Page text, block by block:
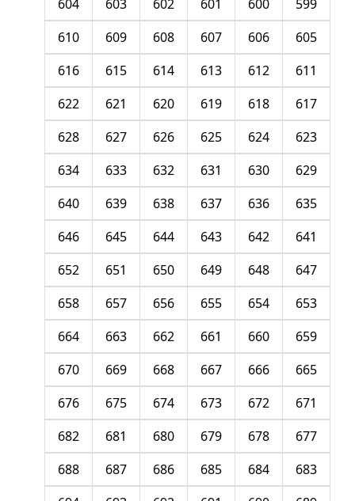
599
600
601
602
603
604
605
606
607
608
609
610
611
612
613
614
615
616
617
618
619
620
621
622
623
624
625
626
627
628
629
630
631
632
633
634
635
636
637
638
639
640
641
642
643
644
645
646
647
648
649
650
651
652
653
654
655
656
657
658
659
660
661
662
663
664
665
666
667
668
669
670
671
672
673
674
675
676
677
678
679
680
681
682
683
684
685
686
687
688